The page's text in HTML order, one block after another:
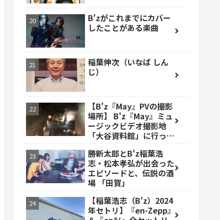
B'zがこれまでにカバー
したことがある楽曲
稲葉伸次（いなば しん
じ）
【B'z『May』PVの撮影
場所】 B'z『May』ミュ
ージックビデオ撮影地
「大谷資料館」に行って
勝新太郎とB'z稲葉浩
志・松本孝弘が出会った
エピソードと、伝説の酒
場 「田賀」
【稲葉浩志（B'z）2024
年セトリ】『en-Zepp』